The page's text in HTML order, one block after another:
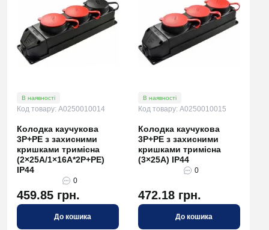
В наявності
Код товару: A0250010014
Колодка каучукова
3Р+РЕ з захисними
кришками тримісна
(2×25А/1×16A*2P+PE)
IP44
0
459.85 грн.
До кошика
В наявності
Код товару: A0250010015
Колодка каучукова
3Р+РЕ з захисними
кришками тримісна
(3×25А) IP44
0
472.18 грн.
До кошика